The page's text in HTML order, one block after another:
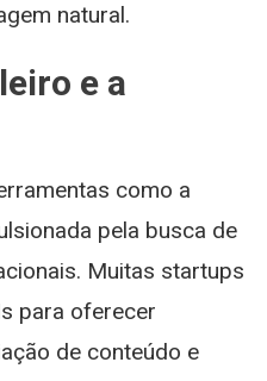
natural.
e a
como a
pela busca de
Muitas startups
para oferecer
de conteúdo e